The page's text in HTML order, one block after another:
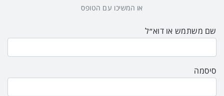
או המשיכו עם הטופס
שם משתמש או דוא״ל
סיסמה